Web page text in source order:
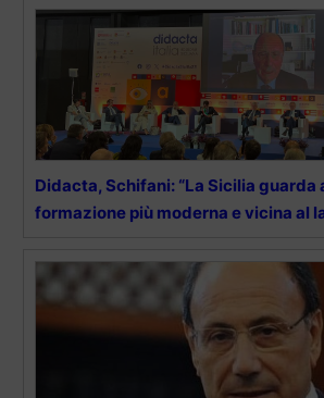
Didacta, Schifani: “La Sicilia guarda
formazione più moderna e vicina al